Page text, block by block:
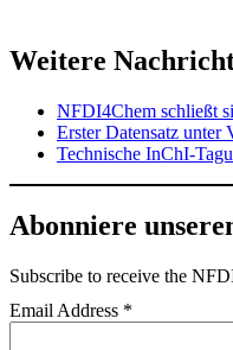
Weitere
NFDI4Chem schließt
Erster Datensatz
Technische InChI-
Abonniere
Subscribe to receive the
Email Address *